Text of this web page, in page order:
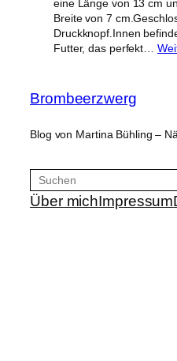
eine Länge von 13 cm
Breite von 7
Druckknopf.Innen
Futter, das perfekt…
Brombeerzwerg
Blog von Martina Bühling –
Suchen
Über michImpressum